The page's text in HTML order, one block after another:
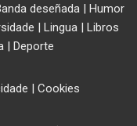
deseñada | Humor
| Lingua| Libros
| Deporte
| Cookies